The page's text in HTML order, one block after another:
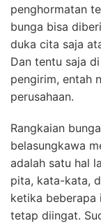
penghormatan
bunga bisa
duka cita saja
Dan tentu saja
pengirim, entah
perusahaan.
Rangkaian
belasungkawa
adalah satu hal
pita, kata-kata,
ketika beberapa
tetap diingat.